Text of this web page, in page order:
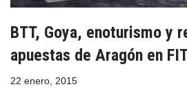
BTT, Goya, enoturismo y
apuestas de Aragón en
22 enero, 2015